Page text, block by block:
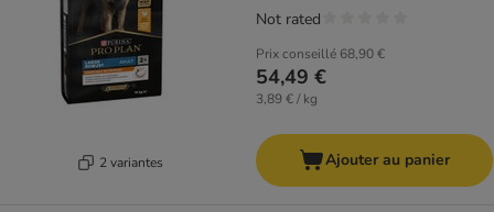
2 variantes
Prix conseillé 68,90 €
54,49 €
3,89 € / kg
Not rated
Ajouter au panier